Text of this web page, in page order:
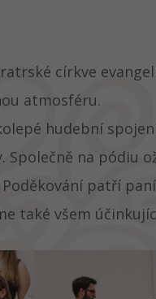
církve
atmosféru.
hudební
Společně na pódiu
patří
také všem